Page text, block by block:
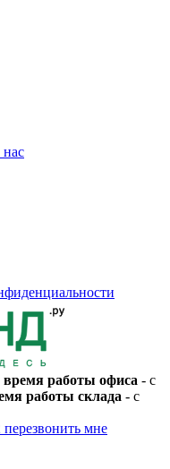
время работы офиса - с
работы склада - с
перезвонить мне